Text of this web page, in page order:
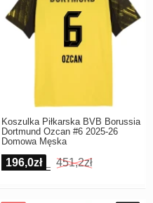
Koszulka Piłkarska BVB Borussia
Dortmund Ozcan #6 2025-26
Domowa Męska
196,0zł 451,2zł